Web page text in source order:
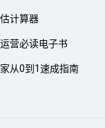
计算器
营必读电子书
从0到1速成指南